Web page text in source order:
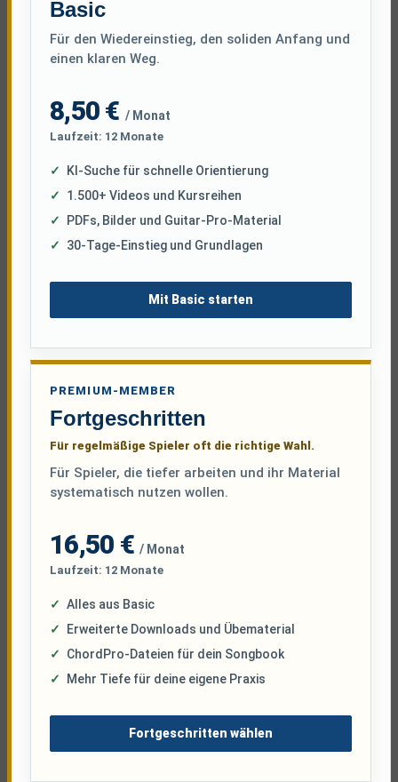
Basic
Für den Wiedereinstieg, den soliden Anfang und
einen klaren Weg.
8,50 € / Monat
Laufzeit: 12 Monate
KI-Suche für schnelle Orientierung
1.500+ Videos und Kursreihen
PDFs, Bilder und Guitar-Pro-Material
30-Tage-Einstieg und Grundlagen
Mit Basic starten
PREMIUM-MEMBER
Fortgeschritten
Für regelmäßige Spieler oft die richtige Wahl.
Für Spieler, die tiefer arbeiten und ihr Material
systematisch nutzen wollen.
16,50 € / Monat
Laufzeit: 12 Monate
Alles aus Basic
Erweiterte Downloads und Übematerial
ChordPro-Dateien für dein Songbook
Mehr Tiefe für deine eigene Praxis
Fortgeschritten wählen